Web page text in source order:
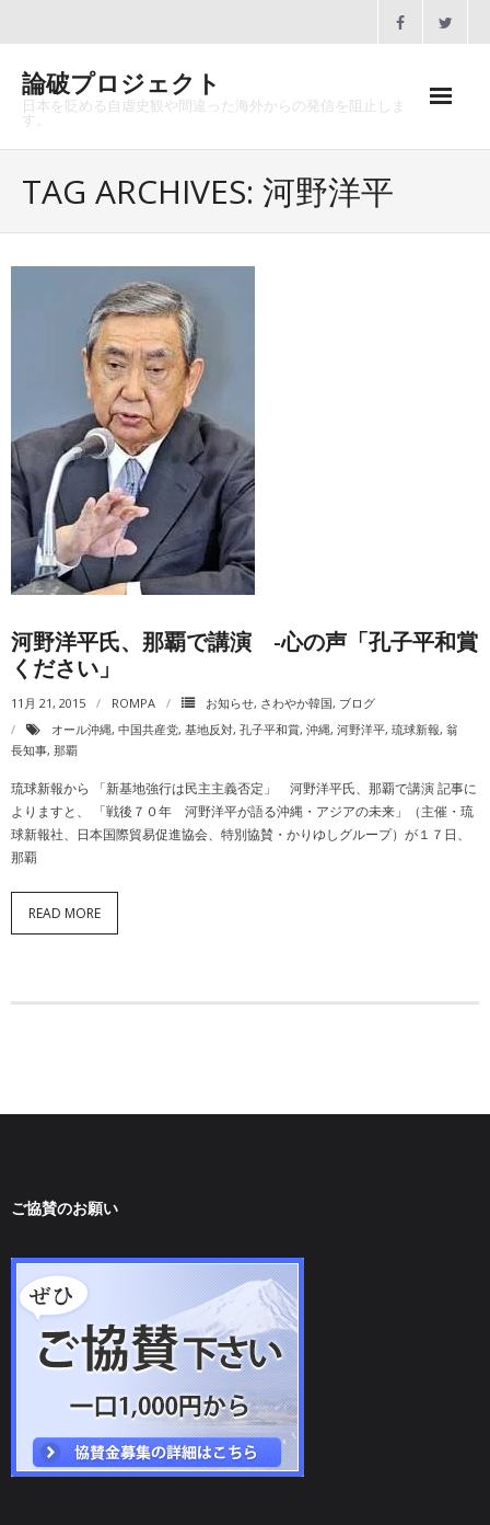
論破プロジェクト
日本を貶める自虐史観や間違った海外からの発信を阻止しま
す。
沿革
メディア掲載
協賛のお願い
講演会一覧
お問合せ
動画一覧
TAG ARCHIVES: 河野洋平
河野洋平氏、那覇で講演 -心の声「孔子平和賞
ください」
11月 21, 2015 ROMPA お知らせ, さわやか韓国, ブログ
オール沖縄, 中国共産党, 基地反対, 孔子平和賞, 沖縄, 河野洋平, 琉球新報, 翁
長知事, 那覇
琉球新報から 「新基地強行は民主主義否定」 河野洋平氏、那覇で講演 記事に
よりますと、 「戦後７０年 河野洋平が語る沖縄・アジアの未来」（主催・琉
球新報社、日本国際貿易促進協会、特別協賛・かりゆしグループ）が１７日、
那覇
READ MORE
ご協賛のお願い